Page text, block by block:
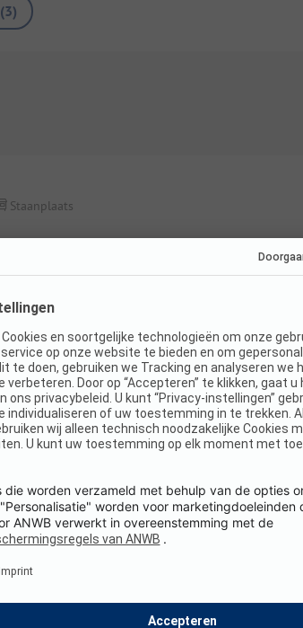
(3)
Staanplaats
Honden toegestaan
WiFi
Toegankelijk voor
gehandicapten
Details en voorzieningen